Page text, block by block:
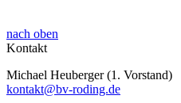
nach oben
Kontakt
Michael Heuberger (1. Vorstand)
kontakt@bv-roding.de